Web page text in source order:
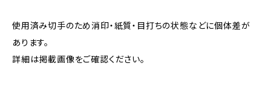
使用済み切手のため消印・紙質・目打ちの状態などに個体差が
あります。
詳細は掲載画像をご確認ください。